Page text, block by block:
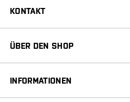
KONTAKT
ÜBER DEN SHOP
INFORMATIONEN